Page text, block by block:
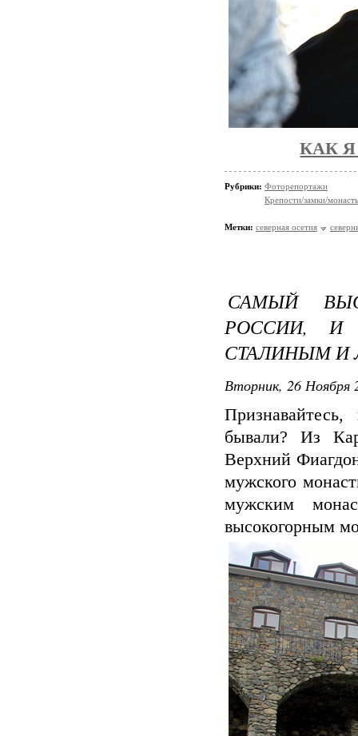
КАК
Рубрики: Фоторепортажи
Крепости/замки/
Метки: северная осетия
САМЫЙ
РОССИИ,
СТАЛИНЫМ И
Вторник, 26 Ноября
бывали? Из
Верхний
мужского
мужским
высокогорным